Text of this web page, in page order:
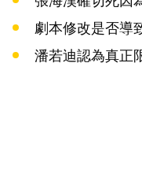
劇本修改是否導
潘若迪認為真正